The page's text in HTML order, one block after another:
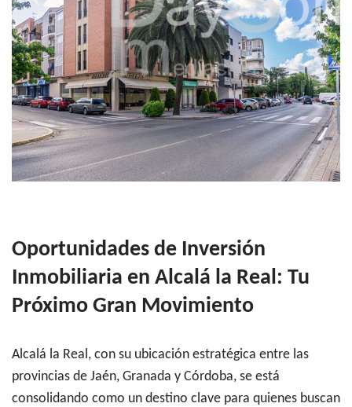
Oportunidades de Inversión
Inmobiliaria en Alcalá la Real: Tu
Próximo Gran Movimiento
Alcalá la Real, con su ubicación estratégica entre las
provincias de Jaén, Granada y Córdoba, se está
consolidando como un destino clave para quienes buscan